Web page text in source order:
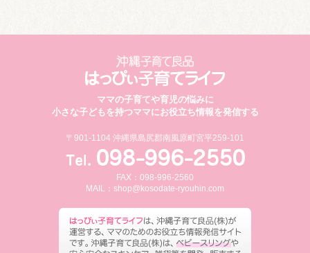
ママの子育てや育児の悩みに
小さな子どもを持つママにお役立ち情報を発信する
〒901-1104 沖縄県島尻郡南風原町宮平259-101
FAX：098-996-2560
MAIL： shop@kosodate-ryouhin.com